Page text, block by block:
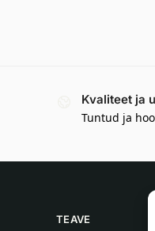
Kvaliteet ja
Tuntud ja
TEAVE